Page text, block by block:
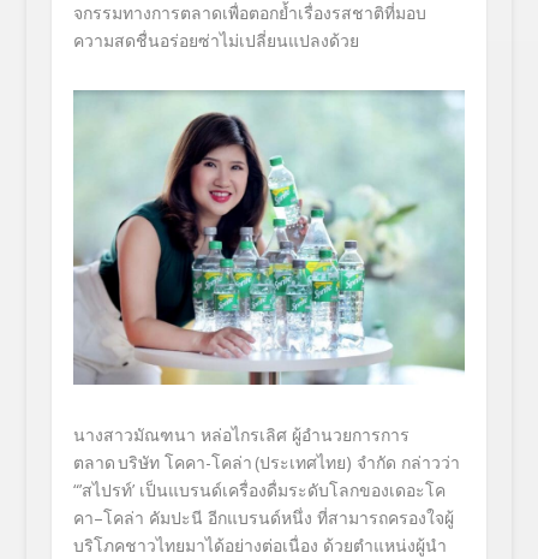
จกรรมทางการตลาดเพื่อตอกย้ำเรื่องรสชาติที่มอบ
ความสดชื่นอร่อยซ่าไม่เปลี่ยนแปลงด้วย
นางสาวมัณฑนา หล่อไกรเลิศ ผู้อำนวยการการ
ตลาดบริษัท โคคา-โคล่า (ประเทศไทย) จำกัด กล่าวว่า
“’สไปรท์’ เป็นแบรนด์เครื่องดื่มระดับโลกของเดอะโค
คา–โคล่า คัมปะนี อีกแบรนด์หนึ่ง ที่สามารถครองใจผู้
บริโภคชาวไทยมาได้อย่างต่อเนื่อง ด้วยตำแหน่งผู้นำ